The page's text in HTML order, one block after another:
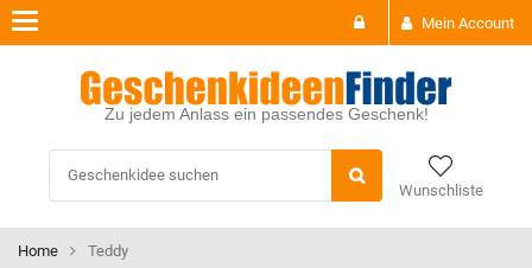
Mein Account
Zu jedem Anlass ein passendes Geschenk!
Wunschliste
Toggle
navigation
Home Teddy